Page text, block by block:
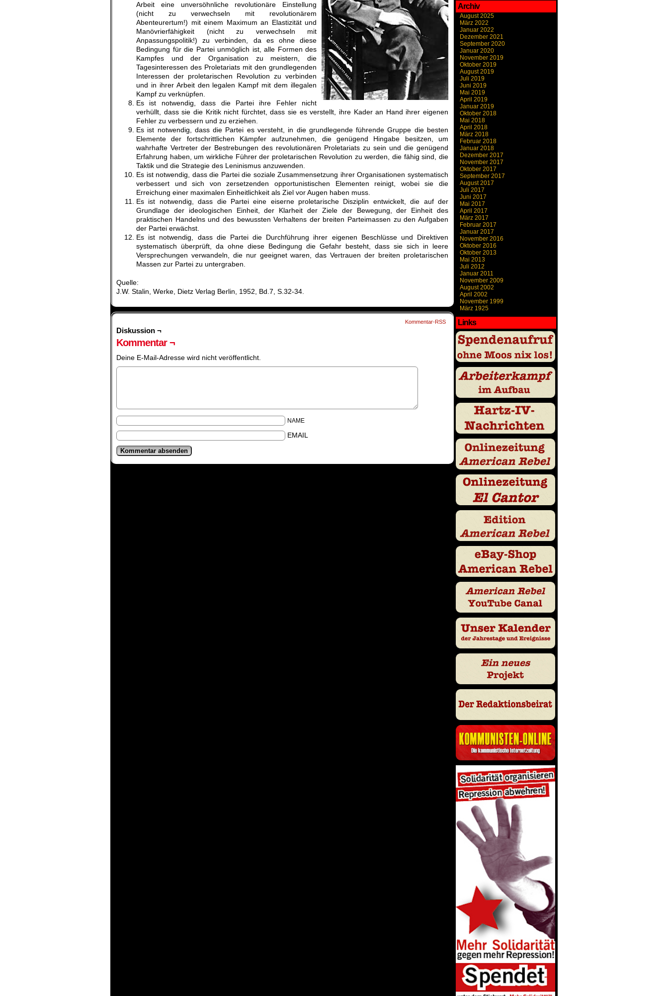
Arbeit eine unversöhnliche revolutionäre Einstellung
(nicht zu verwechseln mit revolutionärem
Abenteurertum!) mit einem Maximum an Elastizität und
Manövrierfähigkeit (nicht zu verwechseln mit
Anpassungspolitik!) zu verbinden, da es ohne diese
Bedingung für die Partei unmöglich ist, alle Formen des
Kampfes und der Organisation zu meistern, die
Tagesinteressen des Proletariats mit den grundlegenden
Interessen der proletarischen Revolution zu verbinden
und in ihrer Arbeit den legalen Kampf mit dem illegalen
Kampf zu verknüpfen.
Es ist notwendig, dass die Partei ihre Fehler nicht
verhüllt, dass sie die Kritik nicht fürchtet, dass sie es verstellt, ihre Kader an Hand ihrer eigenen
Fehler zu verbessern und zu erziehen.
Es ist notwendig, dass die Partei es versteht, in die grundlegende führende Gruppe die besten
Elemente der fortschrittlichen Kämpfer aufzunehmen, die genügend Hingabe besitzen, um
wahrhafte Vertreter der Bestrebungen des revolutionären Proletariats zu sein und die genügend
Erfahrung haben, um wirkliche Führer der proletarischen Revolution zu werden, die fähig sind, die
Taktik und die Strategie des Leninismus anzuwenden.
Es ist notwendig, dass die Partei die soziale Zusammensetzung ihrer Organisationen systematisch
verbessert und sich von zersetzenden opportunistischen Elementen reinigt, wobei sie die
Erreichung einer maximalen Einheitlichkeit als Ziel vor Augen haben muss.
Es ist notwendig, dass die Partei eine eiserne proletarische Disziplin entwickelt, die auf der
Grundlage der ideologischen Einheit, der Klarheit der Ziele der Bewegung, der Einheit des
praktischen Handelns und des bewussten Verhaltens der breiten Parteimassen zu den Aufgaben
der Partei erwächst.
Es ist notwendig, dass die Partei die Durchführung ihrer eigenen Beschlüsse und Direktiven
systematisch überprüft, da ohne diese Bedingung die Gefahr besteht, dass sie sich in leere
Versprechungen verwandeln, die nur geeignet waren, das Vertrauen der breiten proletarischen
Massen zur Partei zu untergraben.
Quelle:
J.W. Stalin, Werke, Dietz Verlag Berlin, 1952, Bd.7, S.32-34.
Kommentar-RSS
Diskussion ¬
Kommentar ¬
Deine E-Mail-Adresse wird nicht veröffentlicht.
NAME
EMAIL
Archiv
August 2025
März 2022
Januar 2022
Dezember 2021
September 2020
Januar 2020
November 2019
Oktober 2019
August 2019
Juli 2019
Juni 2019
Mai 2019
April 2019
Januar 2019
Oktober 2018
Mai 2018
April 2018
März 2018
Februar 2018
Januar 2018
Dezember 2017
November 2017
Oktober 2017
September 2017
August 2017
Juli 2017
Juni 2017
Mai 2017
April 2017
März 2017
Februar 2017
Januar 2017
November 2016
Oktober 2016
Oktober 2013
Mai 2013
Juli 2012
Januar 2011
November 2009
August 2002
April 2002
November 1999
März 1925
Links